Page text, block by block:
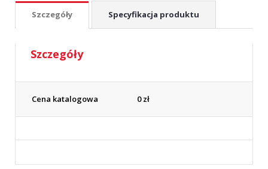
Szczegóły Specyfikacja produktu
Szczegóły
Cena katalogowa 0zł